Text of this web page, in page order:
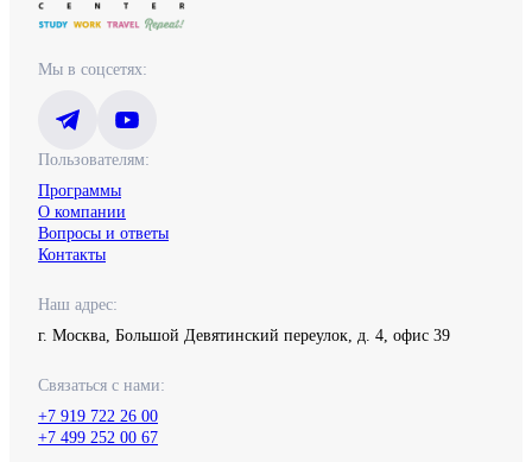
Мы в соцсетях:
Пользователям:
Программы
О компании
Вопросы и ответы
Контакты
Наш адрес:
г. Москва, Большой Девятинский переулок, д. 4, офис 39
Связаться с нами:
+7 919 722 26 00
+7 499 252 00 67